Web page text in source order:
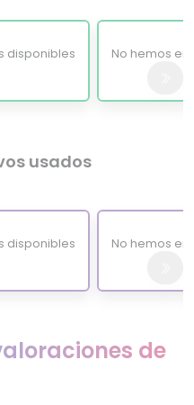
disponibles No hemos
usados
disponibles No hemos
de